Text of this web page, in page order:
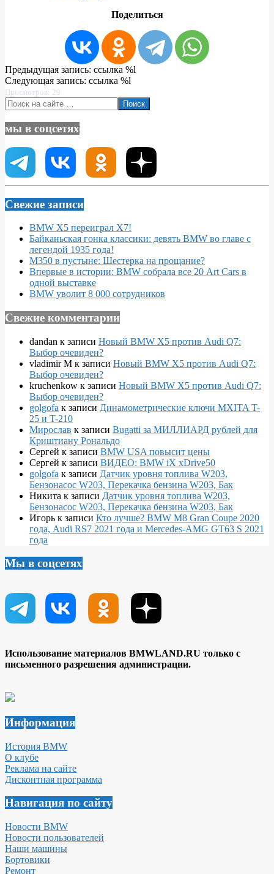
Поделиться
2023-
02-
07
Предыдущая запись: ссылка %l
Следующая запись: ссылка %l
Просмотров: 29
Поиск
мы в соцсетях
Свежие записи
BMW X5 переиграл X7!
Байканьская гонка классики: девять BMW во главе с
легендой 1935 года!
M350 в пустыне: Шестерка на прощание?
Впервые в истории: BMW собрала все 20 Art Cars в
одной выставке
BMW уволит 8 000 сотрудников
Свежие комментарии
dandan к записи Новый BMW X5 против Audi Q7:
Выбор очевиден?
vladimir M к записи Новый BMW X5 против Audi Q7:
Выбор очевиден?
kruchenkow к записи Новый BMW X5 против Audi Q7:
Выбор очевиден?
golgofa к записи Динамометрические ключи MXITA T-
25 и T-210
Мирослав к записи Bugatti за МИЛЛИАРД рублей для
Криштиану Рональдо
Сергей к записи BMW USA повысит цены
Сергей к записи ВИДЕО: BMW iX xDrive50
golgofa к записи Датчик уровня топлива W203,
Бензонасос W203, Перекачка бензина W203, Бак
Никита к записи Датчик уровня топлива W203,
Бензонасос W203, Перекачка бензина W203, Бак
Игорь к записи Кто лучше? BMW M8 Gran Coupe 2020
года, Audi RS7 2021 года и Mercedes-AMG GT63 S 2021
года
Мы в соцсетях
Использование материалов BMWLAND.RU только с
письменного разрешения администрации.
Информация
История BMW
О клубе
Реклама на сайте
Дисконтная программа
Навигация по сайту
Новости BMW
Новости пользователей
Наши машины
Бортовики
Ремонт